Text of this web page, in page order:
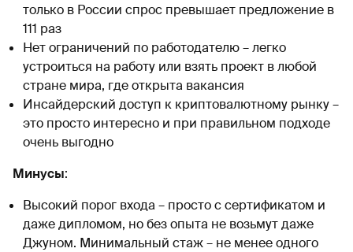
только в России спрос превышает предложение в
111 раз
Нет ограничений по работодателю – легко
устроиться на работу или взять проект в любой
стране мира, где открыта вакансия
Инсайдерский доступ к криптовалютному рынку –
это просто интересно и при правильном подходе
очень выгодно
Минусы:
Высокий порог входа – просто с сертификатом и
даже дипломом, но без опыта не возьмут даже
Джуном. Минимальный стаж – не менее одного